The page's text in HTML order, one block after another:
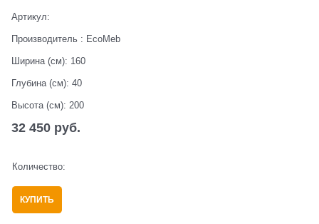
Артикул:
Производитель : EcoMeb
Ширина (см): 160
Глубина (см): 40
Высота (см): 200
32 450 руб.
Количество:
КУПИТЬ